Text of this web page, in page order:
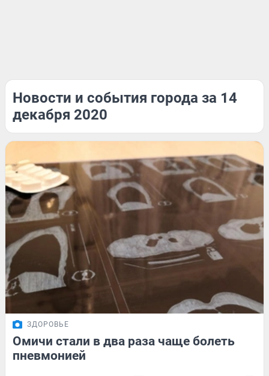
Новости и события города за 14
декабря 2020
ЗДОРОВЬЕ
Омичи стали в два раза чаще болеть
пневмонией